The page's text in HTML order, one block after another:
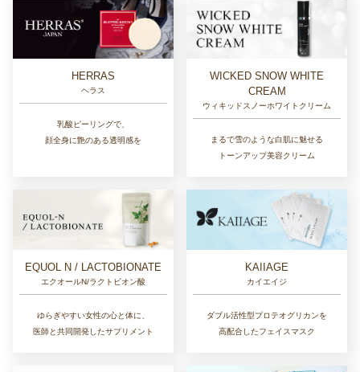
HERRAS
ヘラス
乳酸ピーリングで、
顔全身に艶のある透明感を
WICKED SNOW WHITE
CREAM
ウィキッドスノーホワイトクリーム
まるで雪のような白肌に魅せる
トーンアップ美容クリーム
EQUOL N / LACTOBIONATE
エクオールN/ラクトビオン酸
ゆらぎやすい女性の心と体に、
医師と共同開発したサプリメント
KAIIAGE
カイエイジ
ダブル活性型プロテオグリカンを
高配合したフェイスマスク